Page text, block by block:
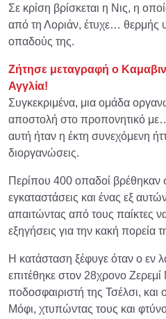
Σε κρίση βρίσκεται η Νις, η
από τη Λοριάν, έτυχε… θερμής
οπαδούς της.
Ζήτησε μεταγραφή ο
Αγγλία!
Συγκεκριμένα, μια ομάδα
αποστολή στο προπονητικό
αυτή ήταν η έκτη συνεχόμενη
διοργανώσεις.
Περίπου 400 οπαδοί βρέθηκαν
εγκαταστάσεις και ένας εξ
απαιτώντας από τους παίκτες
εξηγήσεις για την κακή πορεία
Η κατάσταση ξέφυγε όταν ο εν
επιτέθηκε στον 28χρονο
ποδοσφαιριστή της Τσέλσι, και
Μόφι, χτυπώντας τους και